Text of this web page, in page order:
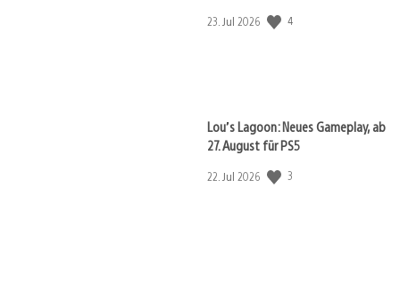
Veröffentlichungsdatum:
23. Jul 2026 4
Lou’s Lagoon: Neues Gameplay, ab
27. August für PS5
Veröffentlichungsdatum:
22. Jul 2026 3